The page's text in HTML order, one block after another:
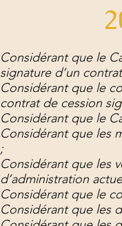
Considérant que le
signature d’un
Considérant que le
contrat de cession
Considérant que le
Considérant que les
;
Considérant que les
d’administration
Considérant que le
Considérant que les